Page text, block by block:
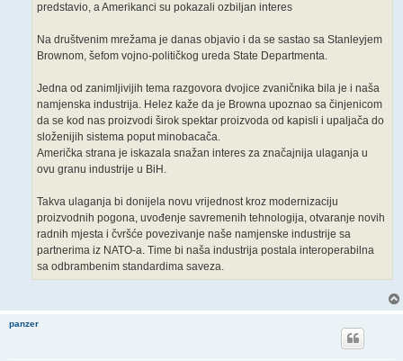
predstavio, a Amerikanci su pokazali ozbiljan interes
Na društvenim mrežama je danas objavio i da se sastao sa Stanleyjem
Brownom, šefom vojno-političkog ureda State Departmenta.
Jedna od zanimljivijih tema razgovora dvojice zvaničnika bila je i naša
namjenska industrija. Helez kaže da je Browna upoznao sa činjenicom
da se kod nas proizvodi širok spektar proizvoda od kapisli i upaljača do
složenijih sistema poput minobacača.
Američka strana je iskazala snažan interes za značajnija ulaganja u
ovu granu industrije u BiH.
Takva ulaganja bi donijela novu vrijednost kroz modernizaciju
proizvodnih pogona, uvođenje savremenih tehnologija, otvaranje novih
radnih mjesta i čvršće povezivanje naše namjenske industrije sa
partnerima iz NATO-a. Time bi naša industrija postala interoperabilna
sa odbrambenim standardima saveza.
panzer